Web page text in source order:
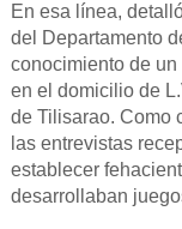
En esa línea,
del Departamento
conocimiento de
en el domicilio de
de Tilisarao. Como
las entrevistas
establecer
desarrollaban